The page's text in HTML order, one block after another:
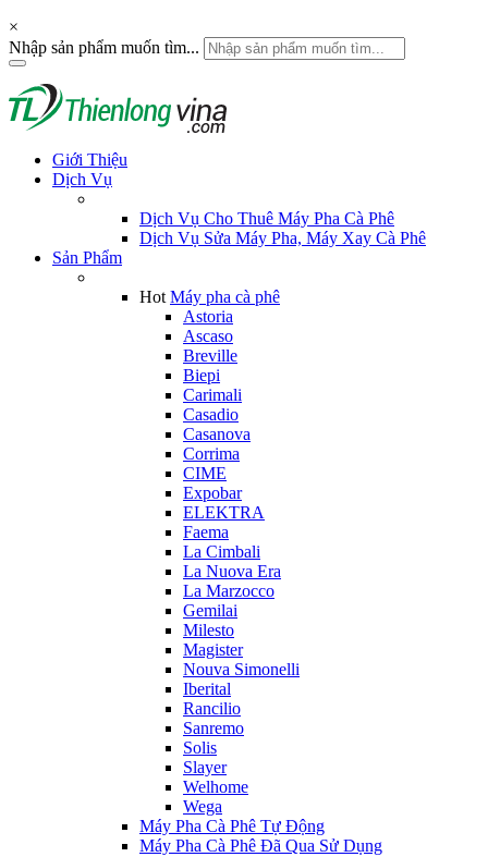
×
Nhập sản phẩm muốn tìm...
Giới Thiệu
Dịch Vụ
Dịch Vụ Cho Thuê Máy Pha Cà Phê
Dịch Vụ Sửa Máy Pha, Máy Xay Cà Phê
Sản Phẩm
Hot Máy pha cà phê
Astoria
Ascaso
Breville
Biepi
Carimali
Casadio
Casanova
Corrima
CIME
Expobar
ELEKTRA
Faema
La Cimbali
La Nuova Era
La Marzocco
Gemilai
Milesto
Magister
Nouva Simonelli
Iberital
Rancilio
Sanremo
Solis
Slayer
Welhome
Wega
Máy Pha Cà Phê Tự Động
Máy Pha Cà Phê Đã Qua Sử Dụng